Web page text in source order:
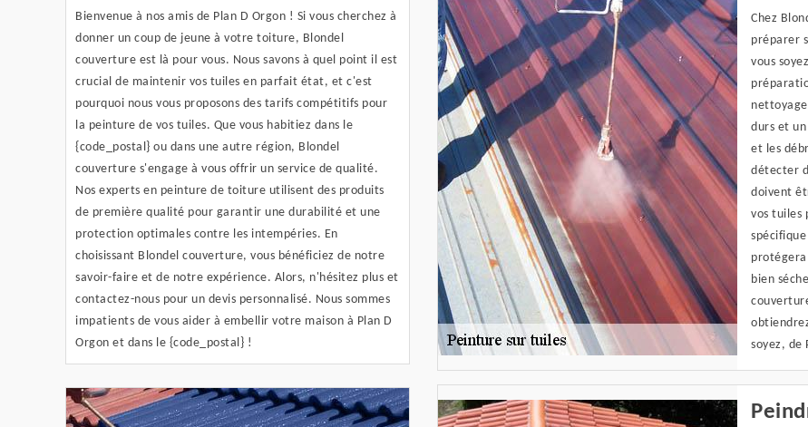
Bienvenue à nos amis de Plan D Orgon ! Si vous cherchez à
donner un coup de jeune à votre toiture, Blondel
couverture est là pour vous. Nous savons à quel point il est
crucial de maintenir vos tuiles en parfait état, et c'est
pourquoi nous vous proposons des tarifs compétitifs pour
la peinture de vos tuiles. Que vous habitiez dans le
{code_postal} ou dans une autre région, Blondel
couverture s'engage à vous offrir un service de qualité.
Nos experts en peinture de toiture utilisent des produits
de première qualité pour garantir une durabilité et une
protection optimales contre les intempéries. En
choisissant Blondel couverture, vous bénéficiez de notre
savoir-faire et de notre expérience. Alors, n'hésitez plus et
contactez-nous pour un devis personnalisé. Nous sommes
impatients de vous aider à embellir votre maison à Plan D
Orgon et dans le {code_postal} !
Chez
préparer
vous
durs et
et les
détecter
doivent
vos tuiles
protégera
bien
soyez, de